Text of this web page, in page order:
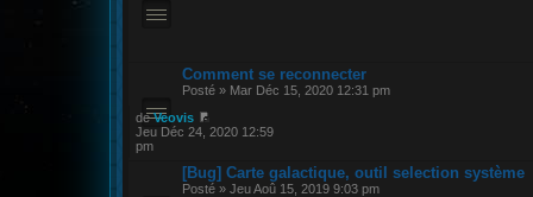
Comment se reconnecter
Posté » Mar Déc 15, 2020 12:31 pm
deVeovis
Jeu Déc 24, 2020 12:59
pm
[Bug] Carte galactique, outil selection système
Posté » Jeu Aoû 15, 2019 9:03 pm